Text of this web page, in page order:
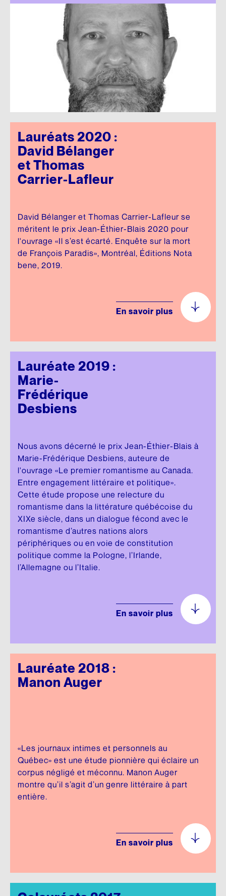
Lauréats 2020 :
David Bélanger
et Thomas
Carrier-Lafleur
David Bélanger et Thomas Carrier-Lafleur se
méritent le prix Jean-Éthier-Blais 2020 pour
l'ouvrage «Il s’est écarté. Enquête sur la mort
de François Paradis», Montréal, Éditions Nota
bene, 2019.
En savoir plus
Lauréate 2019 :
Marie-
Frédérique
Desbiens
Nous avons décerné le prix Jean-Éthier-Blais à
Marie-Frédérique Desbiens, auteure de
l'ouvrage «Le premier romantisme au Canada.
Entre engagement littéraire et politique».
Cette étude propose une relecture du
romantisme dans la littérature québécoise du
XIXe siècle, dans un dialogue fécond avec le
romantisme d’autres nations alors
périphériques ou en voie de constitution
politique comme la Pologne, l’Irlande,
l’Allemagne ou l’Italie.
En savoir plus
Lauréate 2018 :
Manon Auger
«Les journaux intimes et personnels au
Québec» est une étude pionnière qui éclaire un
corpus négligé et méconnu. Manon Auger
montre qu’il s’agit d’un genre littéraire à part
entière.
En savoir plus